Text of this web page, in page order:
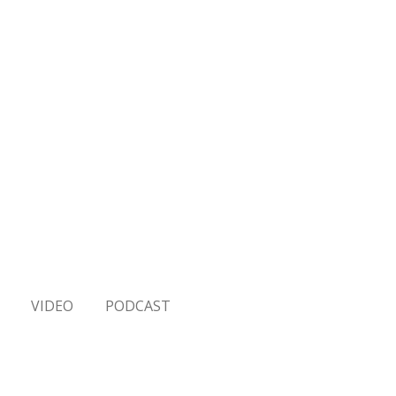
VIDEO
PODCAST